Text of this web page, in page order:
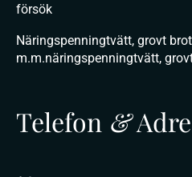
försök
Näringspenningtvätt, grovt
m.m.näringspenningtvätt,
Telefon &